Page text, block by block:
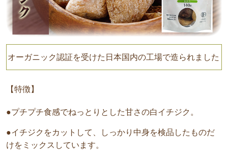
オーガニック認証を受けた日本国内の工場で造られました
【特徴】
●プチプチ食感でねっとりとした甘さの白イチジク。
●イチジクをカットして、しっかり中身を検品したものだ
けをミックスしています。